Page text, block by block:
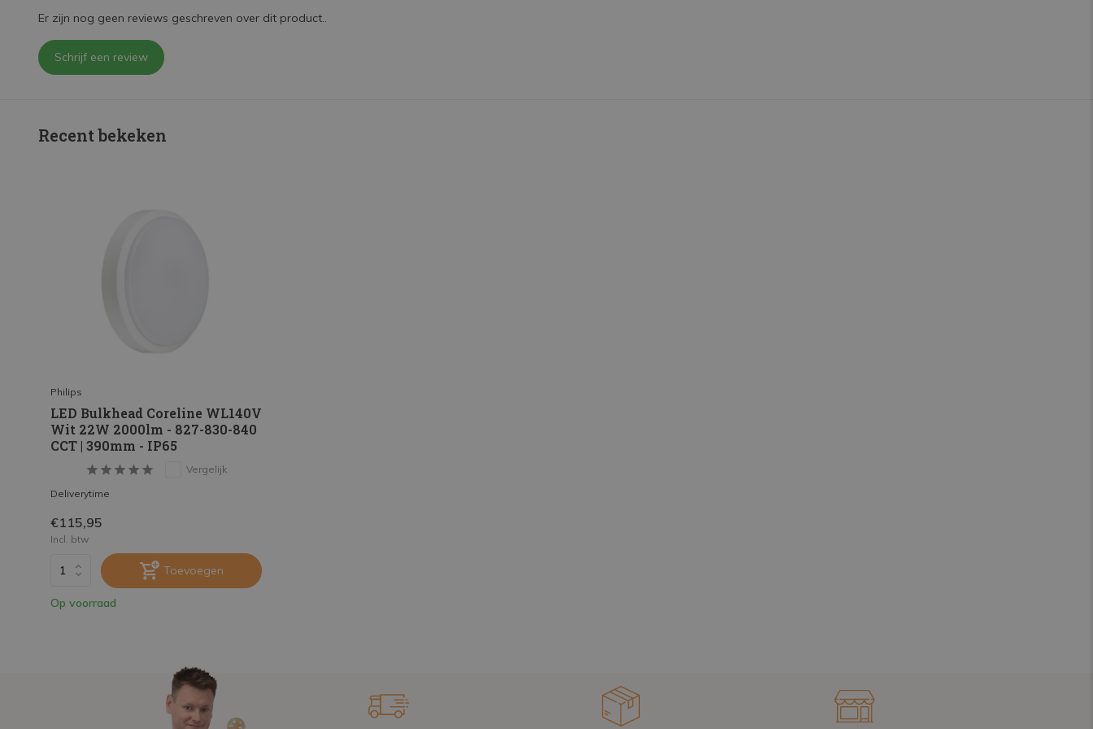
Er zijn nog geen reviews geschreven over dit product..
Schrijf een review
Recent bekeken
Philips
LED Bulkhead Coreline WL140V
Wit 22W 2000lm - 827-830-840
CCT | 390mm - IP65
Vergelijk
Deliverytime
€115,95
Incl. btw
Toevoegen
Op voorraad